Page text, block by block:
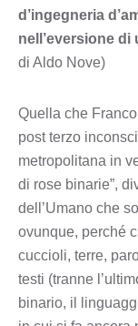
d’ingegneria
nell’eversione di
di Aldo Nove)
Quella che
post terzo
metropolitana in
di rose binarie”,
dell’Umano che
ovunque, perché
cuccioli, terre,
testi (tranne
binario, il